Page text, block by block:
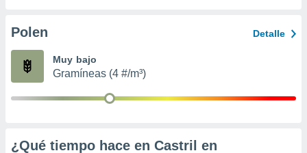
e
mediante
publicidad
publicidad
Polen Detalle
Muy bajo
Gramíneas (4 #/m³)
¿Qué tiempo hace en Castril en